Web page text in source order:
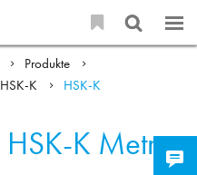
Produkte
HSK-K HSK-K
HSK-K Metr.